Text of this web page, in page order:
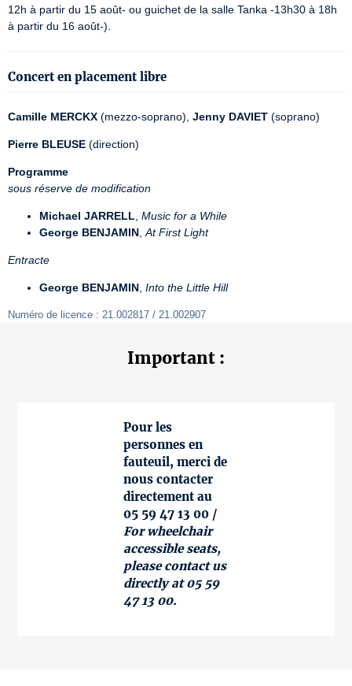
12h à partir du 15 août- ou guichet de la salle Tanka -13h30 à 18h
à partir du 16 août-).
Concert en placement libre
Camille MERCKX (mezzo-soprano), Jenny DAVIET (soprano)
Pierre BLEUSE (direction)
Programme
sous réserve de modification
Michael JARRELL Music for a While
George BENJAMIN At First Light
Entracte
George BENJAMIN Into the Little Hill
Numéro de licence : 21.002817 / 21.002907
Important :
Pour les
personnes en
fauteuil, merci de
nous contacter
directement au
05 59 47 13 00 /
For wheelchair
accessible seats,
please contact us
directly at 05 59
47 13 00.